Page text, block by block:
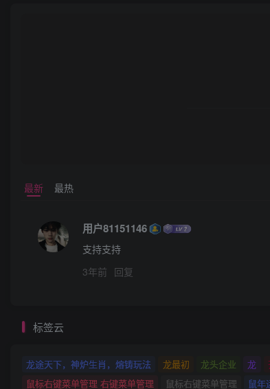
最新 最热
用户81151146
支持支持
3年前 回复
标签云
龙途天下，神炉生肖，熔铸玩法 龙最初 龙头企业 龙
鼠标右键菜单管理 右键菜单管理
鼠标右键菜单管理 鼠年